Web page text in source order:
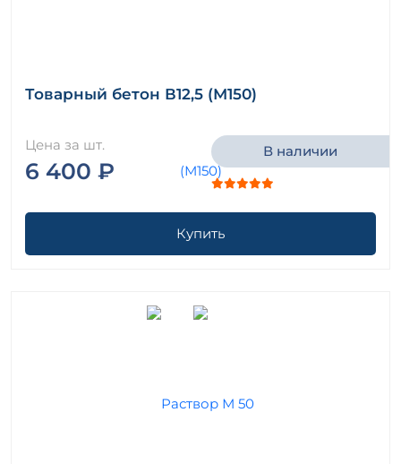
Товарный бетон В12,5 (М150)
Цена за шт.
6 400 ₽
В наличии
Купить